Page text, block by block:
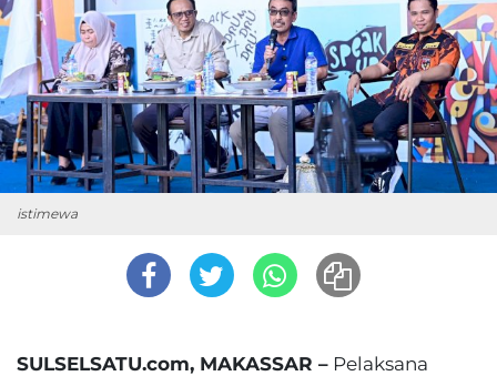
istimewa
SULSELSATU.com, MAKASSAR – Pelaksana